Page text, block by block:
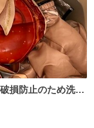
損防止のため洗濯
で浸け置きした後